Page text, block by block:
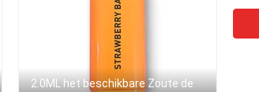
2.0ML het beschikbare Zoute de